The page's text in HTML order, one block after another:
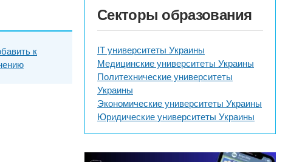
к
Секторы образования
IT университеты Украины
Медицинские университеты Украины
Политехнические университеты
Украины
Экономические университеты Украины
Юридические университеты Украины